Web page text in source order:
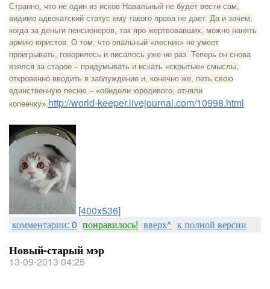
Странно, что не один из исков Навальный не будет вести сам,
видимо адвокатский статус ему такого права не дает. Да и зачем,
когда за деньги пенсионеров, так яро жертвовавших, можно нанять
армию юристов. О том, что опальный «лесник» не умеет
проигрывать, говорилось и писалось уже не раз. Теперь он снова
взялся за старое – придумывать и искать «скрытые» смыслы,
откровенно вводить в заблуждение и, конечно же, петь свою
единственную песню – «обидели юродивого, отняли
копеечку».http://world-keeper.livejournal.com/10998.html
[400x536]
комментарии: 0 понравилось! вверх^ к полной версии
Новый-старый мэр
13-09-2013 04:25